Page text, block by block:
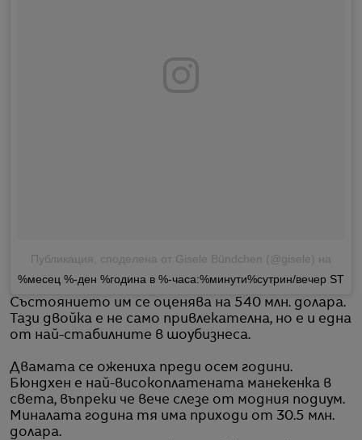
Публикация, споделена от Gisele Bündchen (@gisele) на
%месец %-ден %година в %-часа:%минути%сутрин/вечер ST
Състоянието им се оценява на 540 млн. долара.
Тази двойка е не само привлекателна, но е и една
от най-стабилните в шоубизнеса.
Двамата се ожениха преди осем години.
Бюндхен е най-високоплатената манекенка в
света, въпреки че вече слезе от модния подиум.
Миналата година тя има приходи от 30.5 млн.
долара.